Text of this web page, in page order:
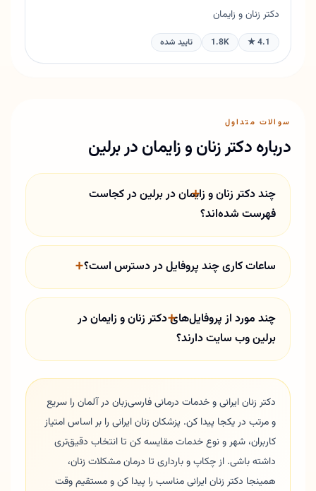
دکتر زنان و زایمان
4.1 ★
1.8K تایید شده
سوالات متداول
درباره دکتر زنان و زایمان در برلین
چند دکتر زنان و زایمان در برلین در کجاست
فهرست شده‌اند؟
ساعات کاری چند پروفایل در دسترس است؟
چند مورد از پروفایل‌های دکتر زنان و زایمان در
برلین وب سایت دارند؟
دکتر زنان ایرانی و خدمات درمانی فارسی‌زبان در آلمان را سریع
و مرتب در یکجا پیدا کن. پزشکان زنان ایرانی را بر اساس امتیاز
کاربران، شهر و نوع خدمات مقایسه کن تا انتخاب دقیق‌تری
داشته باشی. از چکاپ و بارداری تا درمان مشکلات زنان،
همینجا دکتر زنان ایرانی مناسب را پیدا کن و مستقیم وقت